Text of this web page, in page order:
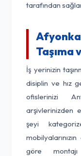
tarafından
Taşıma
İş yerinizin
disiplin ve hız
ofislerinizi
arşivlerinizden
şeyi
göre